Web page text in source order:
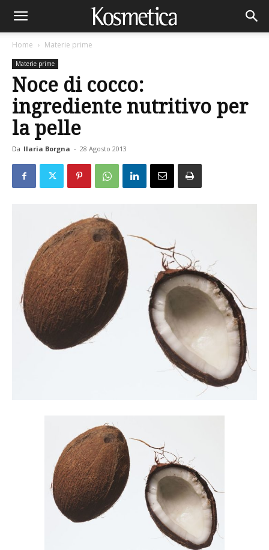
Home Materie prime
Materie prime
Noce di cocco:
ingrediente nutritivo per
la pelle
Da Ilaria Borgna - 28 Agosto 2013